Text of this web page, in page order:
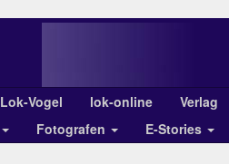
Lok-Vogel lok-online Verlag
Fotografen E-Stories